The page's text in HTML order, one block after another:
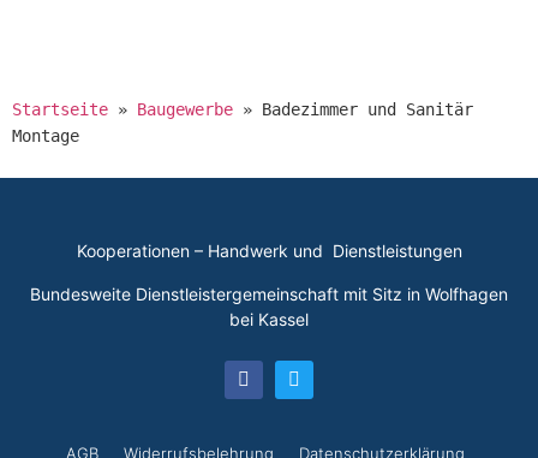
Startseite » Baugewerbe » Badezimmer und Sanitär
Montage
Kooperationen – Handwerk und Dienstleistungen
Bundesweite Dienstleistergemeinschaft mit Sitz in Wolfhagen
bei Kassel
AGB Widerrufsbelehrung Datenschutzerklärung